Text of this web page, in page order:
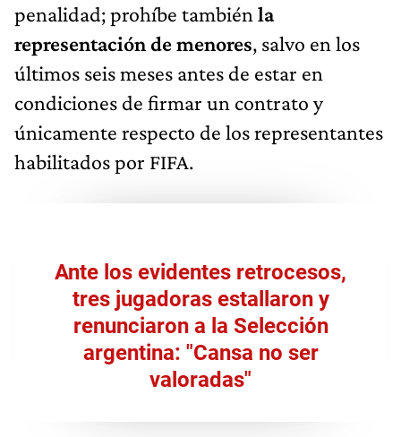
penalidad; prohíbe también la
representación de menores, salvo en los
últimos seis meses antes de estar en
condiciones de firmar un contrato y
únicamente respecto de los representantes
habilitados por FIFA.
Ante los evidentes retrocesos,
tres jugadoras estallaron y
renunciaron a la Selección
argentina: "Cansa no ser
valoradas"